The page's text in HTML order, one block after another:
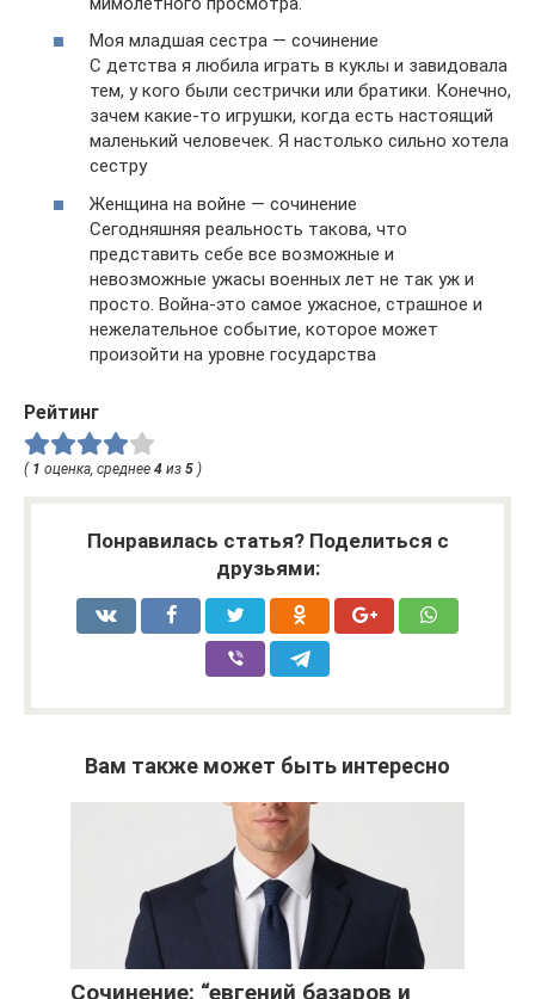
Моя младшая сестра — сочинение
С детства я любила играть в куклы и завидовала
тем, у кого были сестрички или братики. Конечно,
зачем какие-то игрушки, когда есть настоящий
маленький человечек. Я настолько сильно хотела
сестру
Женщина на войне — сочинение
Сегодняшняя реальность такова, что
представить себе все возможные и
невозможные ужасы военных лет не так уж и
просто. Война-это самое ужасное, страшное и
нежелательное событие, которое может
произойти на уровне государства
Рейтинг
( 1 оценка, среднее 4 из 5 )
Понравилась статья? Поделиться с
друзьями:
Вам также может быть интересно
Сочинение: “евгений базаров и